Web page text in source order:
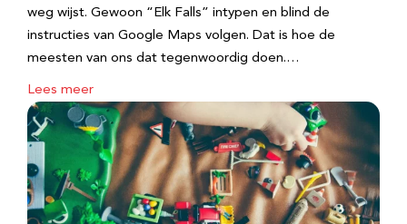
weg wijst. Gewoon “Elk Falls” intypen en blind de
instructies van Google Maps volgen. Dat is hoe de
meesten van ons dat tegenwoordig doen.…
Lees meer